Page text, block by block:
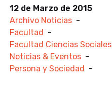
12 de Marzo de 2015
Archivo Noticias -
Facultad
-
Facultad Ciencias Sociales
Noticias & Eventos -
Persona y Sociedad
-